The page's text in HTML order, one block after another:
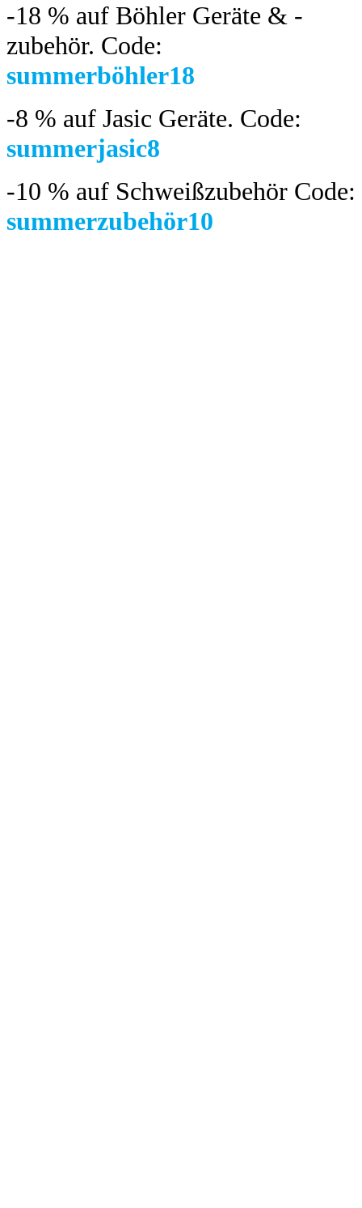
-18 % auf Böhler Geräte & -
zubehör. Code:
summerböhler18
-8 % auf Jasic Geräte. Code:
summerjasic8
-10 % auf Schweißzubehör Code:
summerzubehör10